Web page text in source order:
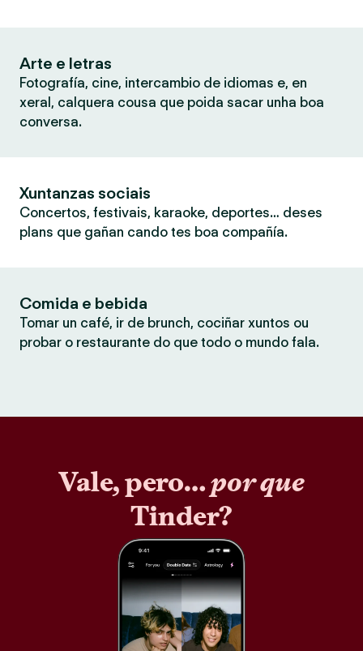
Arte e letras
Fotografía, cine, intercambio de idiomas e, en
xeral, calquera cousa que poida sacar unha boa
conversa.
Xuntanzas sociais
Concertos, festivais, karaoke, deportes… deses
plans que gañan cando tes boa compañía.
Comida e bebida
Tomar un café, ir de brunch, cociñar xuntos ou
probar o restaurante do que todo o mundo fala.
Vale, pero…por que
Tinder?